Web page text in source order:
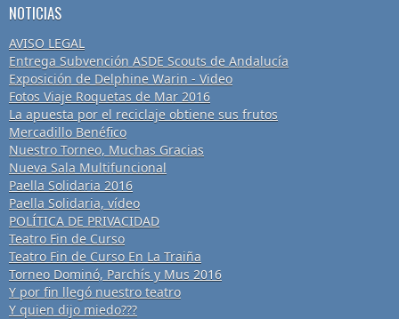
NOTICIAS
AVISO LEGAL
Entrega Subvención ASDE Scouts de Andalucía
Exposición de Delphine Warin - Video
Fotos Viaje Roquetas de Mar 2016
La apuesta por el reciclaje obtiene sus frutos
Mercadillo Benéfico
Nuestro Torneo, Muchas Gracias
Nueva Sala Multifuncional
Paella Solidaria 2016
Paella Solidaria, vídeo
POLÍTICA DE PRIVACIDAD
Teatro Fin de Curso
Teatro Fin de Curso En La Traiña
Torneo Dominó, Parchís y Mus 2016
Y por fin llegó nuestro teatro
Y quien dijo miedo???